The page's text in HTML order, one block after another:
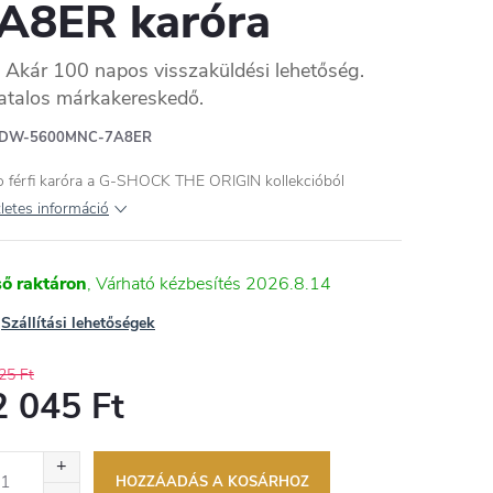
karóra
Akár 100 napos visszaküldési lehetőség.
márkakereskedő.
DW-5600MNC-7A8ER
férfi karóra a G-SHOCK THE ORIGIN kollekcióból
információ
raktáron 2026.8.14
Szállítási lehetőségek
Ft
045 Ft
HOZZÁADÁS A KOSÁRHOZ